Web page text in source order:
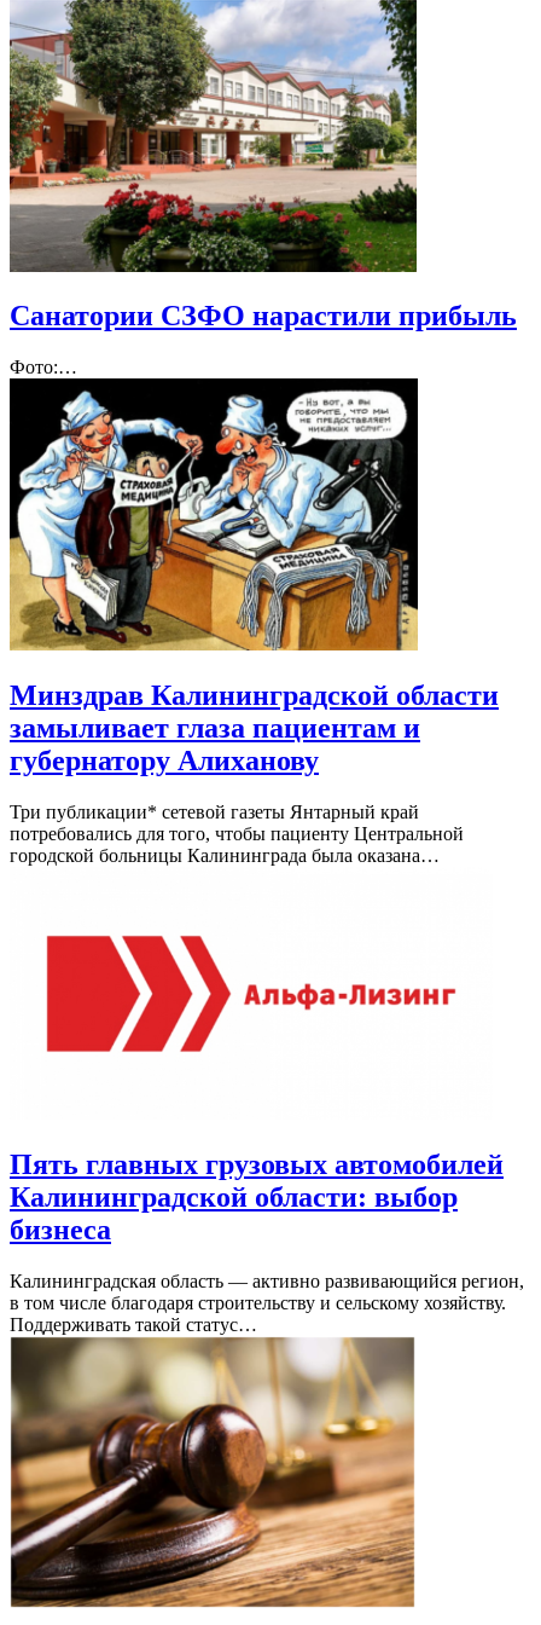
Санатории СЗФО нарастили прибыль
Фото:…
Минздрав Калининградской области
замыливает глаза пациентам и
губернатору Алиханову
Три публикации* сетевой газеты Янтарный край
потребовались для того, чтобы пациенту Центральной
городской больницы Калининграда была оказана…
Пять главных грузовых автомобилей
Калининградской области: выбор
бизнеса
Калининградская область — активно развивающийся регион,
в том числе благодаря строительству и сельскому хозяйству.
Поддерживать такой статус…